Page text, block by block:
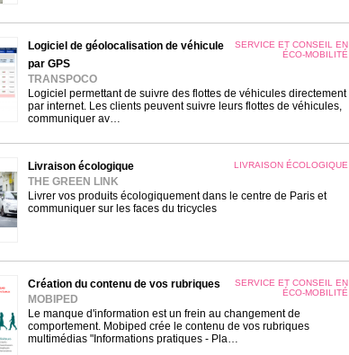
SERVICE ET CONSEIL EN
ÉCO-MOBILITÉ
Logiciel de géolocalisation de véhicule
par GPS
TRANSPOCO
Logiciel permettant de suivre des flottes de véhicules directement
par internet. Les clients peuvent suivre leurs flottes de véhicules,
communiquer av…
LIVRAISON ÉCOLOGIQUE
Livraison écologique
THE GREEN LINK
Livrer vos produits écologiquement dans le centre de Paris et
communiquer sur les faces du tricycles
SERVICE ET CONSEIL EN
ÉCO-MOBILITÉ
Création du contenu de vos rubriques
MOBIPED
Le manque d'information est un frein au changement de
comportement. Mobiped crée le contenu de vos rubriques
multimédias "Informations pratiques - Pla…